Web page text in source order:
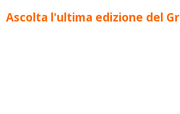
Ascolta l'ultima edizione del Gr